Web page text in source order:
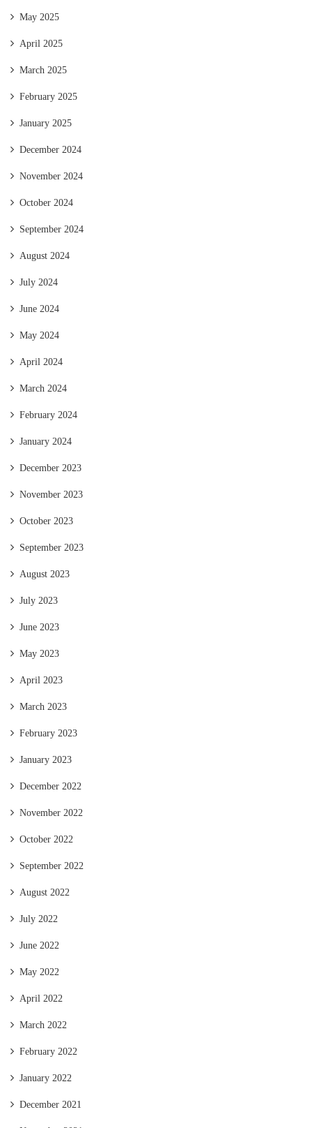
May 2025
April 2025
March 2025
February 2025
January 2025
December 2024
November 2024
October 2024
September 2024
August 2024
July 2024
June 2024
May 2024
April 2024
March 2024
February 2024
January 2024
December 2023
November 2023
October 2023
September 2023
August 2023
July 2023
June 2023
May 2023
April 2023
March 2023
February 2023
January 2023
December 2022
November 2022
October 2022
September 2022
August 2022
July 2022
June 2022
May 2022
April 2022
March 2022
February 2022
January 2022
December 2021